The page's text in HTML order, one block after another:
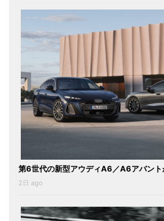
第6世代の新型アウディA6／A6アバント
2日 ago